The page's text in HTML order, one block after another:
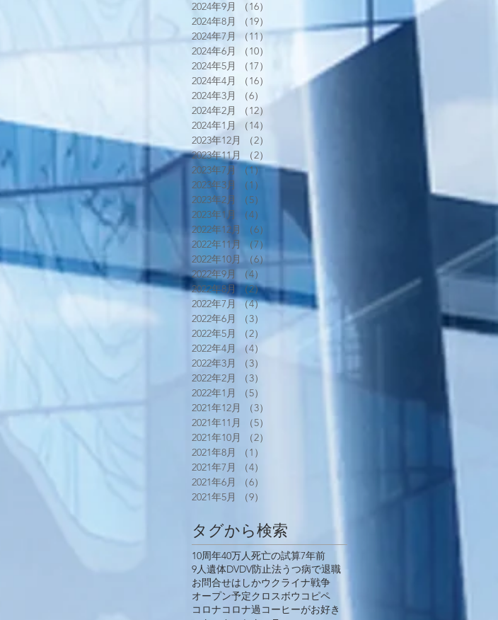
2024年9月
（16）
2024年8月
（19）
2024年7月
（11） 11件の記事
2024年6月
（10）
2024年5月
（17）
2024年4月
（16）
16件の記事
2024年3月
（6）
2024年2月
（12）
2024年1月
（14）
2023年12月
（2）
2023年11月
（2）
2023年7月
（1）1件の記事
2023年3月
（1）
1件の記事
2023年2月
（5）
2023年1月
（4）
4件の記事
2022年12月
（6）
6件の記事
2022年11月 （7）
7件の記事
2022年10月
（6）
6件の記事
2022年9月
（4）
2022年8月 （2）2件の記事
2022年7月 （4）4件の記事
2022年6月
（3）
2022年5月
（2）
2件の記事
2022年4月
（4）
2022年3月
（3）
2022年2月
（3）
2022年1月
（5）
2021年12月
（3）
2021年11月
（5）
2021年10月
（2）
2021年8月
（1）
2021年7月
（4）
2021年6月
（6）
2021年5月
（9）
タグから検索
10周年40万人死亡の試算7年前
9人遺体DVDV防止法うつ病で退職
お問合せはしかウクライナ戦争
オープン予定クロスボウ コピペ
コロナコロナ過コーヒーがお好き